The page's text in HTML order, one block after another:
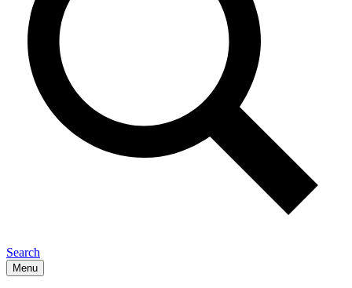
Search
Menu